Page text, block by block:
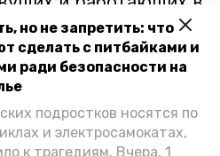
но не запретить: что
сделать с питбайками и
ради безопасности на
подростков носятся по
и электросамокатах,
к трагедиям. Вчера, 1
серия,
диаспоре в
RT.